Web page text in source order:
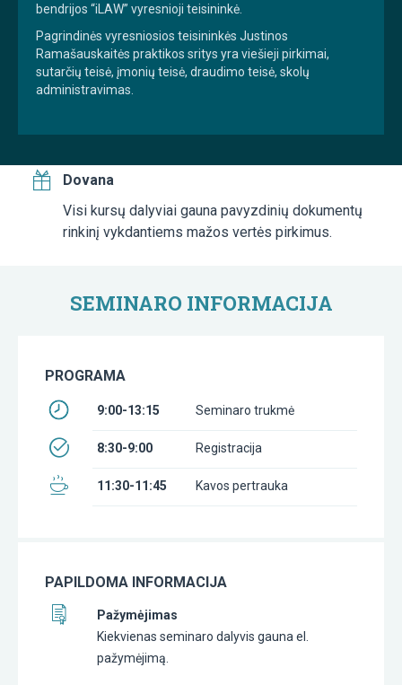
bendrijos “iLAW” vyresnioji teisininkė.
Pagrindinės vyresniosios teisininkės Justinos
Ramašauskaitės praktikos sritys yra viešieji pirkimai,
sutarčių teisė, įmonių teisė, draudimo teisė, skolų
administravimas.
Dovana
Visi kursų dalyviai gauna pavyzdinių dokumentų
rinkinį vykdantiems mažos vertės pirkimus.
SEMINARO INFORMACIJA
PROGRAMA
9:00-13:15 Seminaro trukmė
8:30-9:00 Registracija
11:30-11:45 Kavos pertrauka
PAPILDOMA INFORMACIJA
Pažymėjimas
Kiekvienas seminaro dalyvis gauna el.
pažymėjimą.